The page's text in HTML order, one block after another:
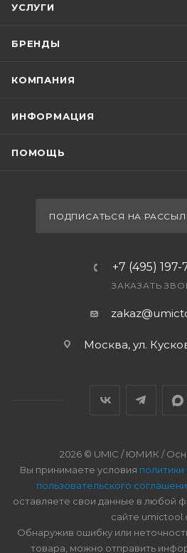
УСЛУГИ
БРЕНДЫ
КОМПАНИЯ
ИНФОРМАЦИЯ
ПОМОЩЬ
ПОДПИСАТЬСЯ НА
+7 (495) 197-
ЗАКАЗАТЬ
Москва, ул.
2026 © UMIC / ЮМИК /
Вы принимаете условия
пользовательского
оставляете свои данные в любой
сайте
Обнаружив ошибку или
товара, можно отправить